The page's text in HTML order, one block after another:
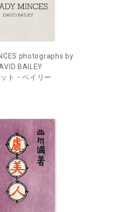
photographs by
BAILEY
ト・ベイリー